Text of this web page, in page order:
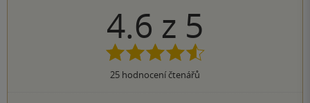
4.6 z 5
25 hodnocení čtenářů